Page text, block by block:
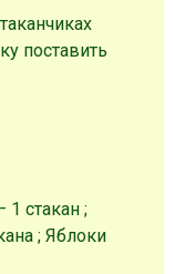
поставить
1 стакан ;
; Яблоки